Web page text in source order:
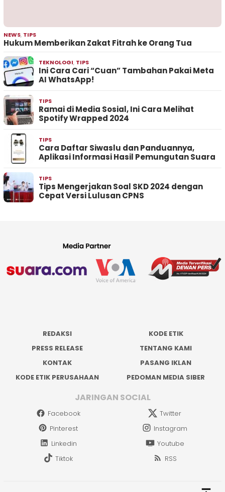
NEWS, TIPS
Hukum Memberikan Zakat Fitrah ke Orang Tua
TEKNOLOGI, TIPS
Ini Cara Cari “Cuan” Tambahan Pakai Meta
AI WhatsApp!
TIPS
Ramai di Media Sosial, Ini Cara Melihat
Spotify Wrapped 2024
TIPS
Cara Daftar Siwaslu dan Panduannya,
Aplikasi Informasi Hasil Pemungutan Suara
TIPS
Tips Mengerjakan Soal SKD 2024 dengan
Cepat Versi Lulusan CPNS
REDAKSI
KODE ETIK
PRESS RELEASE
TENTANG KAMI
KONTAK
PASANG IKLAN
KODE ETIK PERUSAHAAN
PEDOMAN MEDIA SIBER
JARINGAN SOCIAL
Facebook
Twitter
Pinterest
Instagram
Linkedin
Youtube
Tiktok
RSS